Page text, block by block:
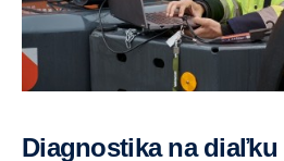
Diagnostika na diaľku